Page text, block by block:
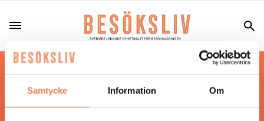
Samtycke Information Om
Hos oss läser du landets mest uppdaterade
nyheter och snackisar inom besöksnäringen.
Besöksliv i sin tryckta form är ett affärsmagasin